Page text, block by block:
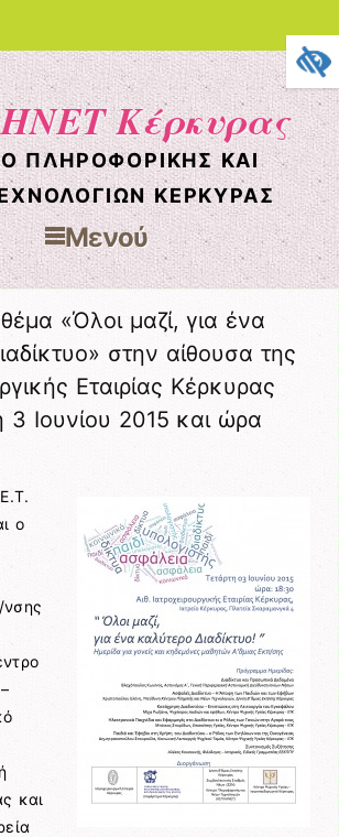
Κέρκυρας
ΠΛΗΡΟΦΟΡΙΚΉΣ ΚΑΙ
ΚΈΡΚΥΡΑΣ
Μενού
«Όλοι μαζί, για ένα
στην αίθουσα της
Εταιρίας Κέρκυρας
3 Ιουνίου 2015 και ώρα
ο
και